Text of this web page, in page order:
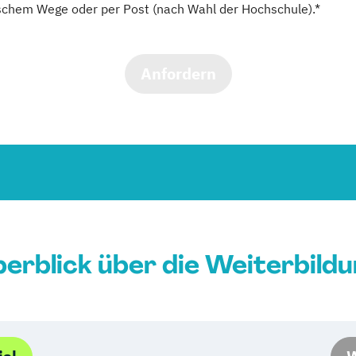
Wege oder per Post (nach Wahl der Hochschule).*
über die